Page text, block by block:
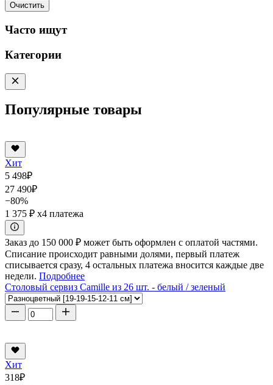
Очистить
Часто ищут
Категории
Популярные товары
Хит
5 498₽
27 490₽
−80%
1 375 ₽ x4 платежа
Заказ до 150 000 ₽ может быть оформлен с оплатой частями.
Списание происходит равными долями, первый платеж
списывается сразу, 4 остальных платежа вносится каждые две
недели. Подробнее
Столовый сервиз Camille из 26 шт. - белый / зеленый
Хит
318₽